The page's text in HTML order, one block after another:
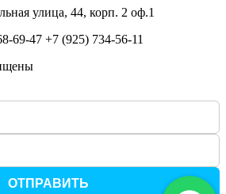
улица, 44, корп. 2 оф.1
69-47 +7 (925) 734-56-11